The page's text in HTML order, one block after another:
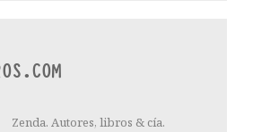
Zenda. Autores, libros & cía.